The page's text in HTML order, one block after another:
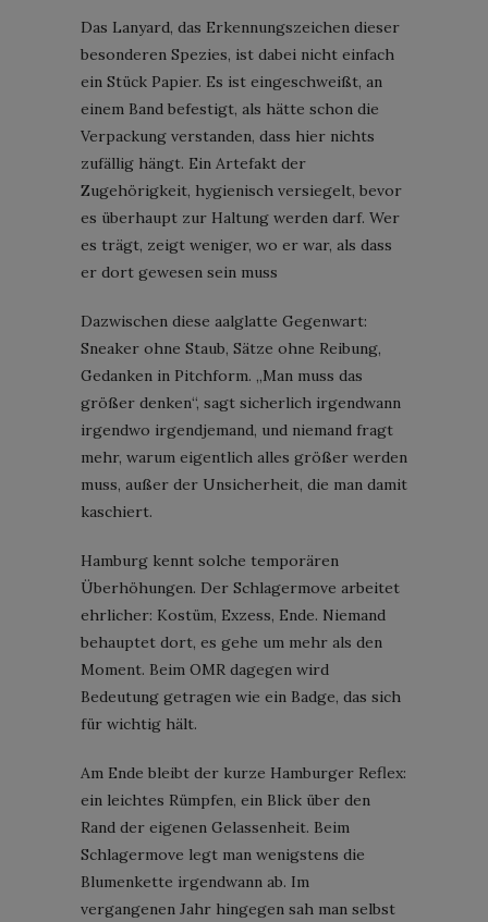
Das Lanyard, das Erkennungszeichen dieser
besonderen Spezies, ist dabei nicht einfach
ein Stück Papier. Es ist eingeschweißt, an
einem Band befestigt, als hätte schon die
Verpackung verstanden, dass hier nichts
zufällig hängt. Ein Artefakt der
Zugehörigkeit, hygienisch versiegelt, bevor
es überhaupt zur Haltung werden darf. Wer
es trägt, zeigt weniger, wo er war, als dass
er dort gewesen sein muss
Dazwischen diese aalglatte Gegenwart:
Sneaker ohne Staub, Sätze ohne Reibung,
Gedanken in Pitchform. „Man muss das
größer denken“, sagt sicherlich irgendwann
irgendwo irgendjemand, und niemand fragt
mehr, warum eigentlich alles größer werden
muss, außer der Unsicherheit, die man damit
kaschiert.
Hamburg kennt solche temporären
Überhöhungen. Der Schlagermove arbeitet
ehrlicher: Kostüm, Exzess, Ende. Niemand
behauptet dort, es gehe um mehr als den
Moment. Beim OMR dagegen wird
Bedeutung getragen wie ein Badge, das sich
für wichtig hält.
Am Ende bleibt der kurze Hamburger Reflex:
ein leichtes Rümpfen, ein Blick über den
Rand der eigenen Gelassenheit. Beim
Schlagermove legt man wenigstens die
Blumenkette irgendwann ab. Im
vergangenen Jahr hingegen sah man selbst